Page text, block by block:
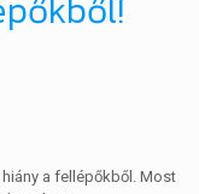
a fellépőkből. Most